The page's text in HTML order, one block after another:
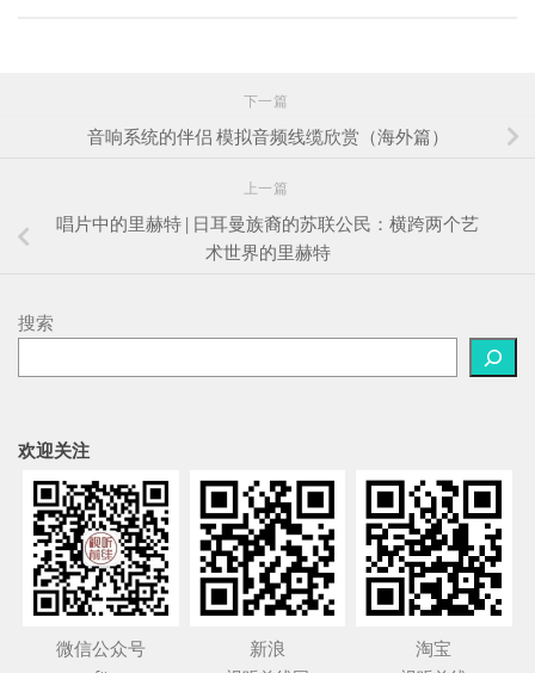
下一篇
音响系统的伴侣 模拟音频线缆欣赏（海外篇）
上一篇
唱片中的里赫特 | 日耳曼族裔的苏联公民：横跨两个艺
术世界的里赫特
搜索
欢迎关注
微信公众号 新浪 淘宝